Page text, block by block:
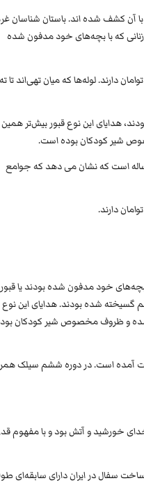
آن کشف شده اند. باستان شناسان
زنانی که با بچه‌های خود مدفون شده
دارند. لوله‌ها که میان تهی‌اند تا ته
هدایای این نوع قبور بیش‌تر همین
شیر کودکان بوده است.
است که نشان می دهد که جوامع
دارند.
خود مدفون شده بودند یا قبور
گسیخته شده بودند. هدایای این نوع
می‌شده و ظروف مخصوص شیر کودکان
آمده است. در دوره ششم سیلک
خورشید و آتش بود و با مفهوم
سفال در ایران دارای سابقه‌ای